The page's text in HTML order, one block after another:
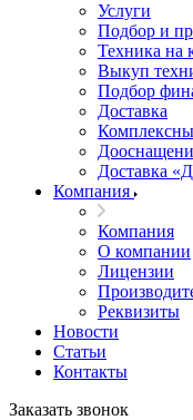
Услуги
Подбор и
Техника на
Выкуп
Подбор
Доставка
Доставка
Компания
Компания
О компании
Лицензии
Реквизиты
Новости
Статьи
Контакты
Заказать звонок